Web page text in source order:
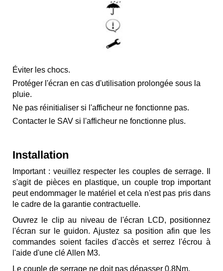
Éviter les chocs.
Protéger l'écran en cas d'utilisation prolongée sous la
pluie.
Ne pas réinitialiser si l'afficheur ne fonctionne pas.
Contacter le SAV si l'afficheur ne fonctionne plus.
Installation
Important : veuillez respecter les couples de serrage. Il
s'agit de pièces en plastique, un couple trop important
peut endommager le matériel et cela n'est pas pris dans
le cadre de la garantie contractuelle.
Ouvrez le clip au niveau de l'écran LCD, positionnez
l'écran sur le guidon. Ajustez sa position afin que les
commandes soient faciles d'accès et serrez l'écrou à
l'aide d'une clé Allen M3.
Le couple de serrage ne doit pas dépasser 0.8Nm.